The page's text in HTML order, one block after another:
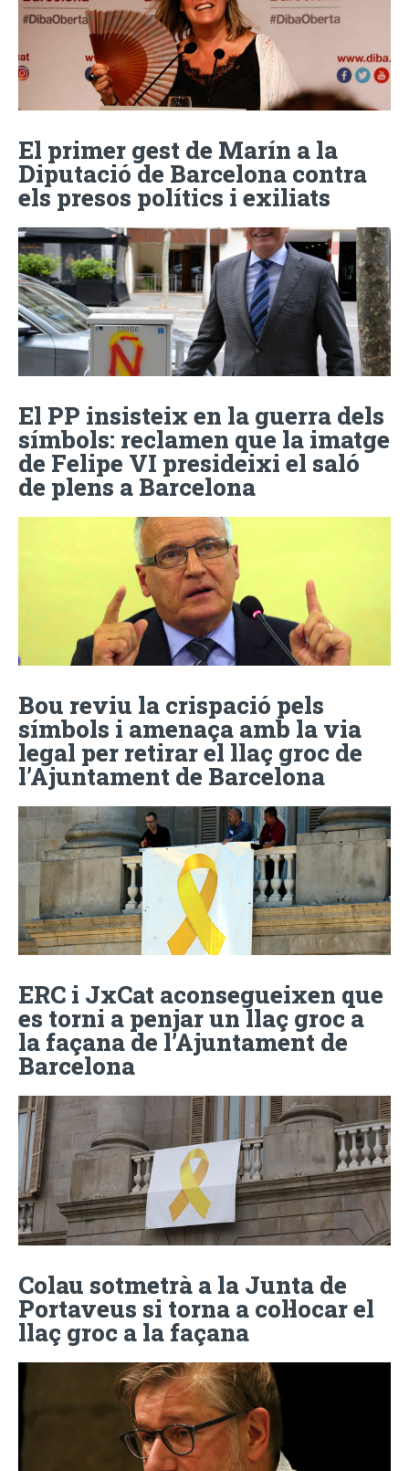
El primer gest de Marín a la
Diputació de Barcelona contra
els presos polítics i exiliats
El PP insisteix en la guerra dels
símbols: reclamen que la imatge
de Felipe VI presideixi el saló
de plens a Barcelona
Bou reviu la crispació pels
símbols i amenaça amb la via
legal per retirar el llaç groc de
l’Ajuntament de Barcelona
ERC i JxCat aconsegueixen que
es torni a penjar un llaç groc a
la façana de l’Ajuntament de
Barcelona
Colau sotmetrà a la Junta de
Portaveus si torna a col·locar el
llaç groc a la façana